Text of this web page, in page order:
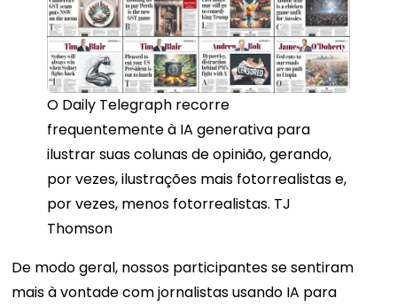
O Daily Telegraph recorre
frequentemente à IA generativa para
ilustrar suas colunas de opinião, gerando,
por vezes, ilustrações mais fotorrealistas e,
por vezes, menos fotorrealistas. TJ
Thomson
De modo geral, nossos participantes se sentiram
mais à vontade com jornalistas usando IA para